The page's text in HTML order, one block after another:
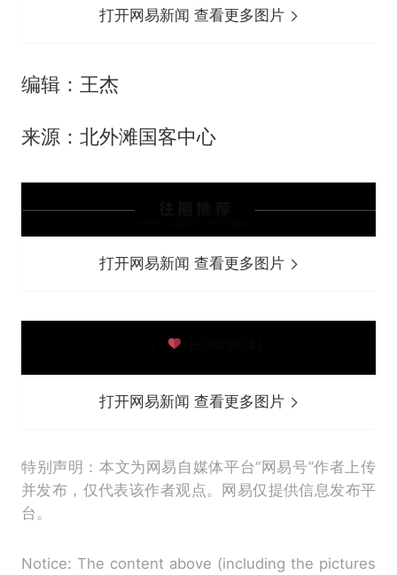
打开网易新闻 查看更多图片
编辑：王杰
来源：北外滩国客中心
打开网易新闻 查看更多图片
打开网易新闻 查看更多图片
特别声明：本文为网易自媒体平台“网易号”作者上传
并发布，仅代表该作者观点。网易仅提供信息发布平
台。
Notice: The content above (including the pictures